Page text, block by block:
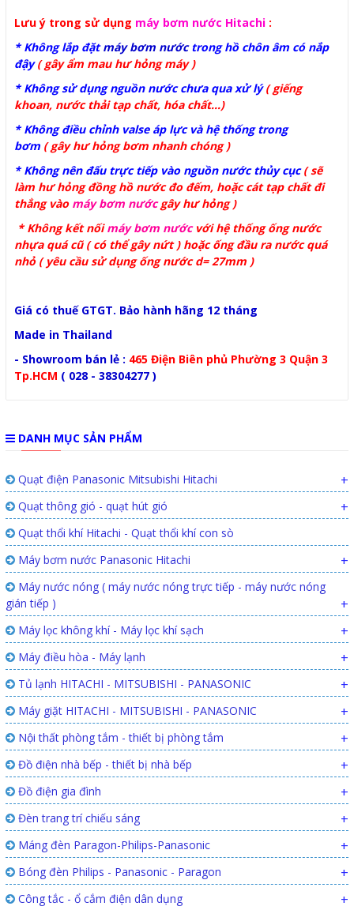
Lưu ý trong sử dụng máy bơm nước Hitachi :
* Không lắp đặtmáy bơm nướctrong hồ chôn âm có nắp
đậy(gây ẩm mau hư hỏng máy)
* Không sử dụng nguồn nước chưa qua xử lý(giếng
khoan, nước thải tạp chất, hóa chất...)
* Không điều chỉnh valse áp lực và hệ thống trong
bơm (gây hư hỏng bơm nhanh chóng )
* Không nên đấu trực tiếp vào nguồn nước thủy cục(sẽ
làm hư hỏng đồng hồ nước đo đếm, hoặc cát tạp chất đi
thẳng vào máy bơm nướcgây hư hỏng)
* Không kết nốimáy bơm nước với hệ thống ống nước
nhựa quá cũ ( có thể gây nứt ) hoặc ống đầu ra nước quá
nhỏ ( yêu cầu sử dụng ống nước d= 27mm )
Giá có thuế GTGT. Bảo hành hãng 12 tháng
Made in Thailand
- Showroom bán lẻ : 465 Điện Biên phủ Phường 3 Quận 3
Tp.HCM ( 028 - 38304277 )
DANH MỤC SẢN PHẨM
Quạt điện Panasonic Mitsubishi Hitachi +
Quạt thông gió - quạt hút gió +
Quạt thổi khí Hitachi - Quạt thổi khí con sò
Máy bơm nước Panasonic Hitachi
+
Máy nước nóng ( máy nước nóng trực tiếp - máy nước nóng
gián tiếp )
+
Máy lọc không khí - Máy lọc khí sạch +
Máy điều hòa - Máy lạnh +
Tủ lạnh HITACHI - MITSUBISHI - PANASONIC +
Máy giặt HITACHI - MITSUBISHI - PANASONIC +
Nội thất phòng tắm - thiết bị phòng tắm +
Đồ điện nhà bếp - thiết bị nhà bếp +
Đồ điện gia đình +
Đèn trang trí chiếu sáng +
Máng đèn Paragon-Philips-Panasonic +
Bóng đèn Philips - Panasonic - Paragon +
Công tắc - ổ cắm điện dân dụng +